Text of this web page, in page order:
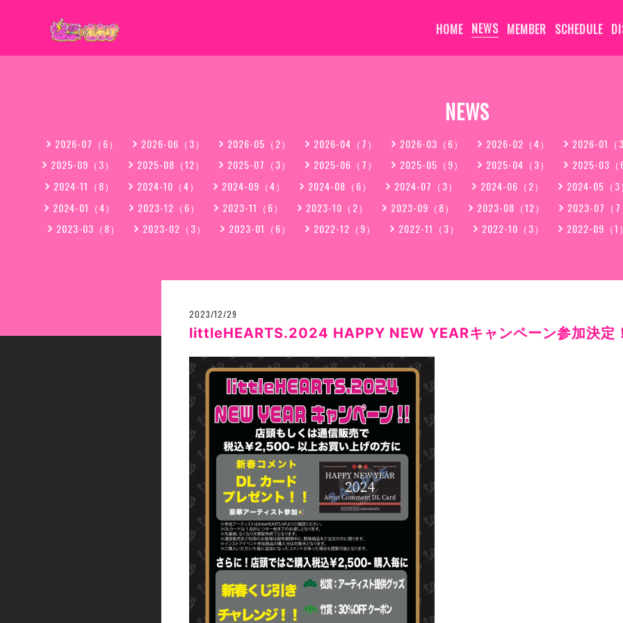
HOME NEWS MEMBER SCHEDULE
NEWS
2026-07（6） 2026-06（3） 2026-05（2） 2026-04（7） 2026-03（6） 2026-02（4）
2026-01（
2025-09（3）
2025-08（12） 2025-07（3） 2025-06（7） 2025-05（9） 2025-04（3）
2025-03
2024-11（8）
2024-10（4） 2024-09（4） 2024-08（6） 2024-07（3） 2024-06（2）
2024-05（3
2024-01（4）
2023-12（6） 2023-11（6） 2023-10（2） 2023-09（8） 2023-08（12）
2023-07（
2023-03（8）
2023-02（3） 2023-01（6） 2022-12（9） 2022-11（3） 2022-10（3） 2022-09（1
2023/12/29
littleHEARTS.2024 HAPPY NEW YEARキャンペーン参加決定